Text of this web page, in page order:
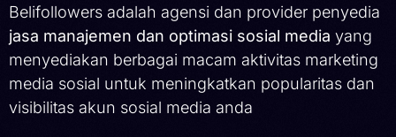
Belifollowers adalah agensi dan provider penyedia
jasa manajemen dan optimasi sosial media yang
menyediakan berbagai macam aktivitas marketing
media sosial untuk meningkatkan popularitas dan
visibilitas akun sosial media anda